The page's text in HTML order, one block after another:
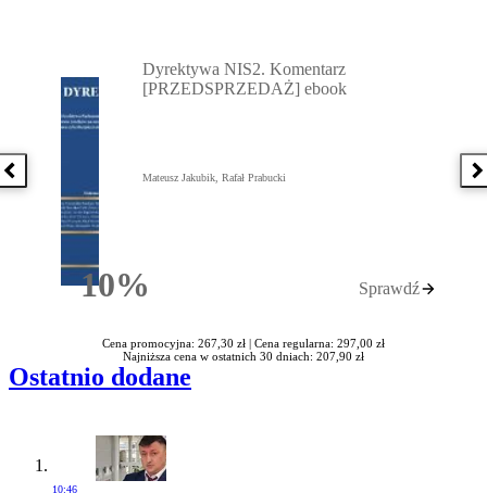
Poprzednia książka
10%Rabatu
Dyrektywa NIS2. Komentarz
[PRZEDSPRZEDAŻ] ebook
Mateusz Jakubik, Rafał Prabucki
Sprawdź
Cena promocyjna: 267,30 zł | Cena regularna: 297,00 zł
Najniższa cena w ostatnich 30 dniach: 207,90 zł
Ostatnio dodane
10:46